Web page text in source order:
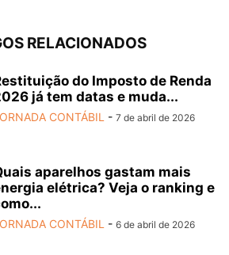
RELACIONADOS
do Imposto de Renda
já tem datas e muda...
CONTÁBIL - 7 de abril de 2026
aparelhos gastam mais
elétrica? Veja o ranking e
CONTÁBIL - 6 de abril de 2026